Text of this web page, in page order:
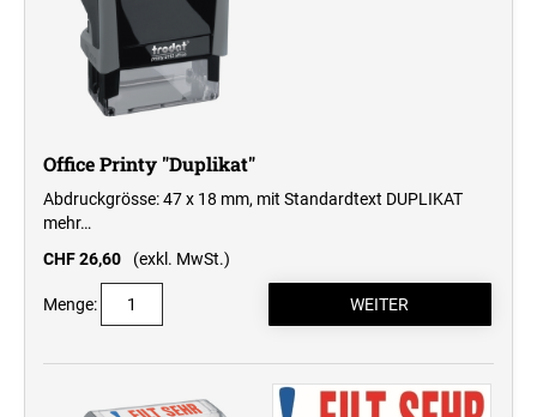
Office Printy "Duplikat"
Abdruckgrösse: 47 x 18 mm, mit Standardtext DUPLIKAT
mehr…
CHF 26,60
(exkl. MwSt.)
Menge: